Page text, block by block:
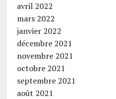
avril 2022
mars 2022
janvier 2022
décembre 2021
novembre 2021
octobre 2021
septembre 2021
août 2021